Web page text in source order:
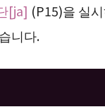
[ja] (P15)을 실
니다.